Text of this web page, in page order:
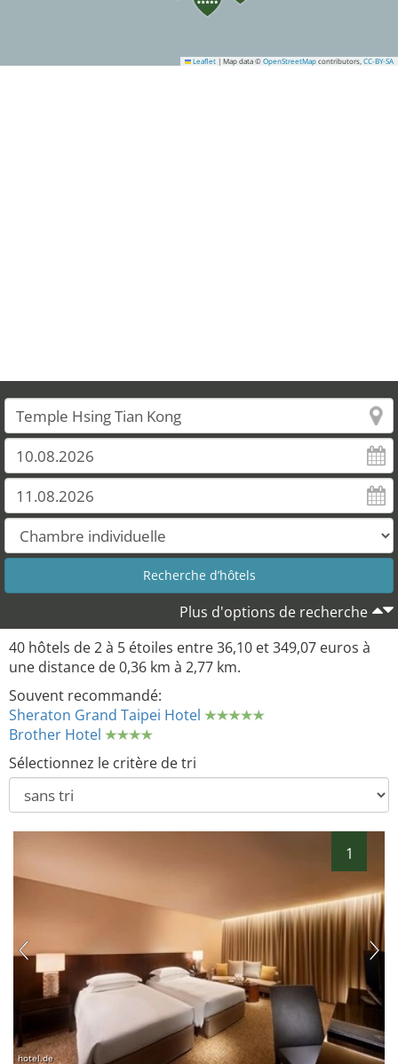
Leaflet | Map data © OpenStreetMap contributors, CC-BY-SA
Plus d'options de recherche
40 hôtels de 2 à 5 étoiles entre 36,10 et 349,07 euros à
une distance de 0,36 km à 2,77 km.
Souvent recommandé:
Sheraton Grand Taipei Hotel
Brother Hotel
Sélectionnez le critère de tri
1
hotel.de